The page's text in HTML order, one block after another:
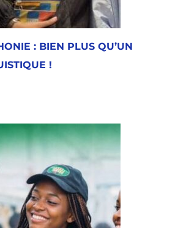
: BIEN PLUS QU’UN
!